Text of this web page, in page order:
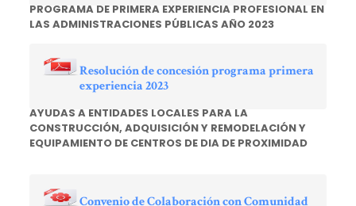
PROGRAMA DE PRIMERA EXPERIENCIA PROFESIONAL EN
LAS ADMINISTRACIONES PÚBLICAS AÑO 2023
Resolución de concesión programa primera
experiencia 2023
AYUDAS A ENTIDADES LOCALES PARA LA
CONSTRUCCIÓN, ADQUISICIÓN Y REMODELACIÓN Y
EQUIPAMIENTO DE CENTROS DE DIA DE PROXIMIDAD
Convenio de Colaboración con Comunidad